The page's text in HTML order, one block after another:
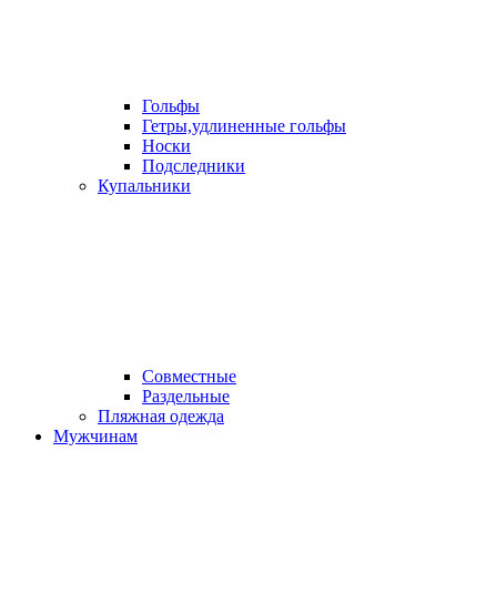
Гольфы
Гетры,удлиненные гольфы
Носки
Подследники
Купальники
Совместные
Раздельные
Пляжная одежда
Мужчинам